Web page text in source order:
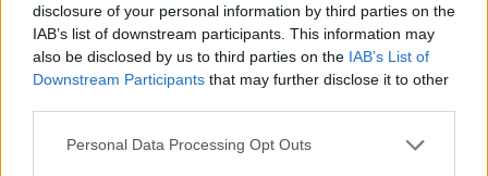
disclosure of your personal information by third parties on the
IAB’s list of downstream participants. This information may
also be disclosed by us to third parties on the IAB’s List of
Downstream Participants that may further disclose it to other
Personal Data Processing Opt Outs